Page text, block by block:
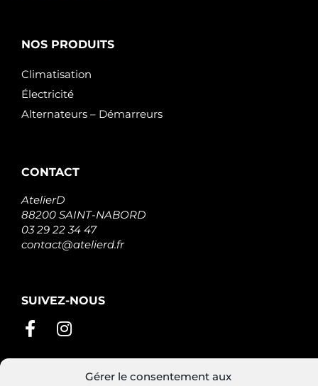
Gérer le consentement aux
NOS PRODUITS
Climatisation
Électricité
Alternateurs – Démarreurs
CONTACT
AtelierD
88200 SAINT-NABORD
03 29 22 34 47
contact@atelierd.fr
SUIVEZ-NOUS